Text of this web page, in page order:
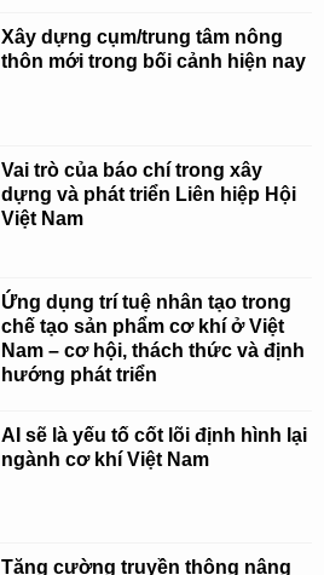
Xây dựng cụm/trung tâm nông
thôn mới trong bối cảnh hiện nay
Vai trò của báo chí trong xây
dựng và phát triển Liên hiệp Hội
Việt Nam
Ứng dụng trí tuệ nhân tạo trong
chế tạo sản phẩm cơ khí ở Việt
Nam – cơ hội, thách thức và định
hướng phát triển
AI sẽ là yếu tố cốt lõi định hình lại
ngành cơ khí Việt Nam
Tăng cường truyền thông nâng